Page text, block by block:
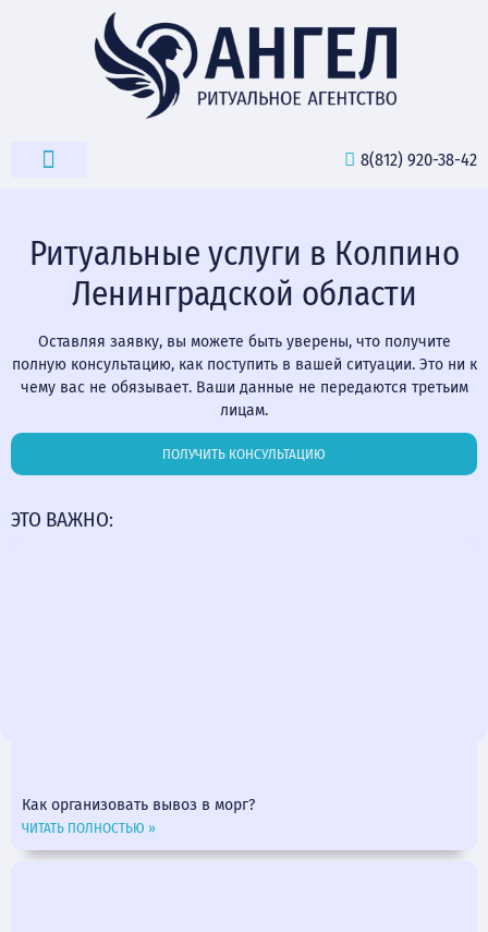
8(812) 920-38-42
Ритуальные услуги в Колпино
Ленинградской области
Оставляя заявку, вы можете быть уверены, что получите
полную консультацию, как поступить в вашей ситуации. Это ни к
чему вас не обязывает. Ваши данные не передаются третьим
лицам.
ПОЛУЧИТЬ КОНСУЛЬТАЦИЮ
ЭТО ВАЖНО:
Как организовать вывоз в морг?
ЧИТАТЬ ПОЛНОСТЬЮ »